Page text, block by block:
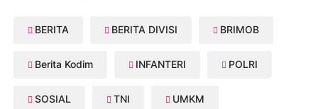
BERITA BERITA DIVISI BRIMOB
Berita Kodim INFANTERI POLRI
SOSIAL TNI UMKM